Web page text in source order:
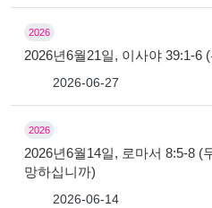
2026
2026년6월21일, 이사야 39:1-6
2026-06-27
2026
2026년6월14일, 로마서 8:5-8 (
망하십니까)
2026-06-14